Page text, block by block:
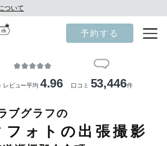
ついて
予約する
レビュー平均 4.96 口コミ 53,446件
ブグラフの
フォトの出張撮影